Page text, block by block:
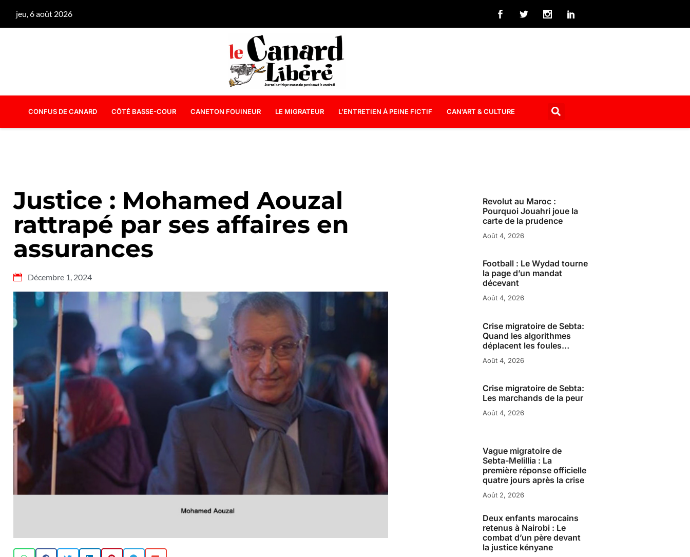
jeu, 6 août 2026
CONFUS DE CANARD CÔTÉ BASSE-COUR CANETON FOUINEUR LE MIGRATEUR L’ENTRETIEN À PEINE FICTIF CAN’ART & CULTURE
Justice : Mohamed Aouzal
rattrapé par ses affaires en
assurances
Décembre 1, 2024
Revolut au Maroc :
Pourquoi Jouahri joue la
carte de la prudence
Août 4, 2026
Football : Le Wydad tourne
la page d’un mandat
décevant
Août 4, 2026
Crise migratoire de Sebta:
Quand les algorithmes
déplacent les foules…
Août 4, 2026
Crise migratoire de Sebta:
Les marchands de la peur
Août 4, 2026
Vague migratoire de
Sebta-Melillia : La
première réponse officielle
quatre jours après la crise
Août 2, 2026
Deux enfants marocains
retenus à Nairobi : Le
combat d’un père devant
la justice kényane